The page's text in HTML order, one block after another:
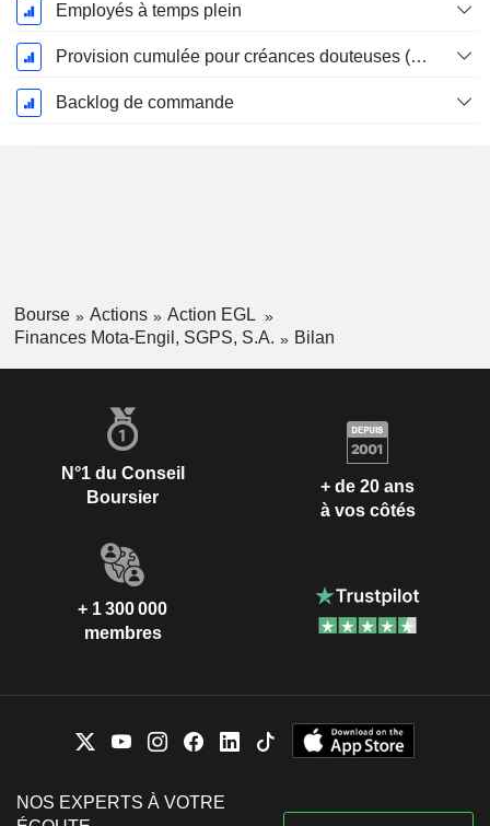
Employés à temps plein
Provision cumulée pour créances douteuses (Supple)
Backlog de commande
Bourse Actions
Action EGL
Finances Mota-Engil, SGPS, S.A.
Bilan
N°1 du Conseil
Boursier
+ de 20 ans
à vos côtés
+ 1 300 000
membres
NOS EXPERTS À VOTRE